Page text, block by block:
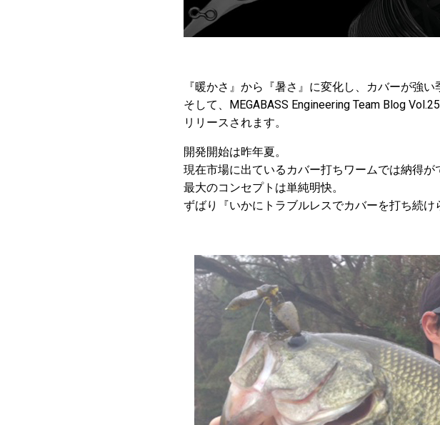
『暖かさ』から『暑さ』に変化し、カバーが強い
そして、MEGABASS Engineering Team Blog
リリースされます。
開発開始は昨年夏。
現在市場に出ているカバー打ちワームでは納得が
最大のコンセプトは単純明快。
ずばり『いかにトラブルレスでカバーを打ち続け